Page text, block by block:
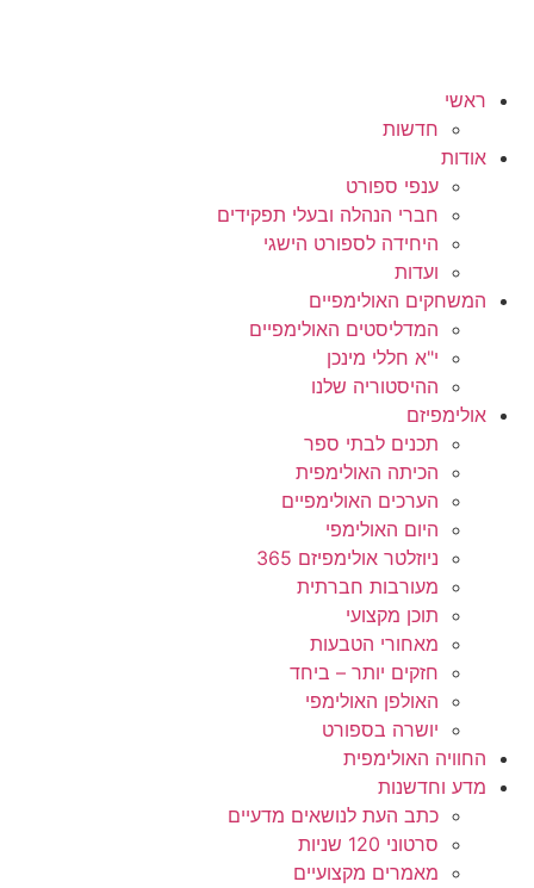
ראשי
חדשות
אודות
ענפי ספורט
חברי הנהלה ובעלי תפקידים
היחידה לספורט הישגי
ועדות
המשחקים האולימפיים
המדליסטים האולימפיים
י"א חללי מינכן
ההיסטוריה שלנו
אולימפיזם
תכנים לבתי ספר
הכיתה האולימפית
הערכים האולימפיים
היום האולימפי
ניוזלטר אולימפיזם 365
מעורבות חברתית
תוכן מקצועי
מאחורי הטבעות
חזקים יותר – ביחד
האולפן האולימפי
יושרה בספורט
החוויה האולימפית
מדע וחדשנות
כתב העת לנושאים מדעיים
סרטוני 120 שניות
מאמרים מקצועיים